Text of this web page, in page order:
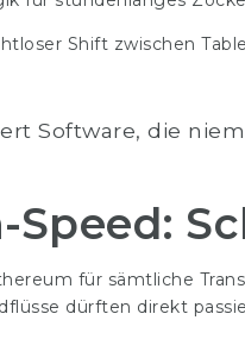
Shift zwischen
Software, die
Speed:
für sämtliche
dürften direkt